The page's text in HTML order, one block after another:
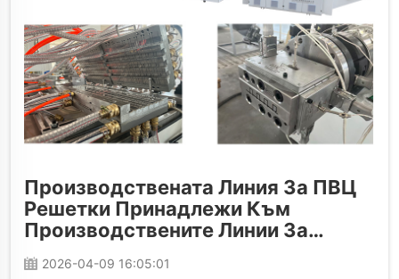
Производствената Линия За ПВЦ
Решетки Принадлежи Към
Производствените Линии За
Профили
2026-04-09 16:05:01